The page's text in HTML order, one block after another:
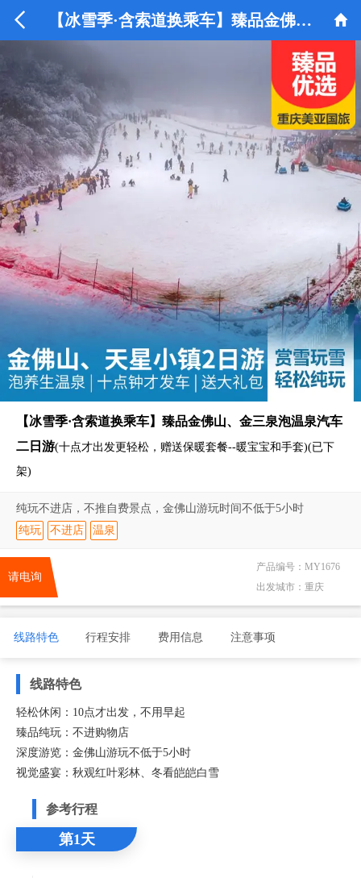
 【冰雪季·含索道换乘车】臻品金佛山、金三泉泡温泉汽车二日游 
【冰雪季·含索道换乘车】臻品金佛山、金三泉泡温泉汽车
二日游(十点才出发更轻松，赠送保暖套餐--暖宝宝和手套)(已下
架)
纯玩不进店，不推自费景点，金佛山游玩时间不低于5小时
纯玩
不进店 温泉
产品编号： MY1676
出发城市： 重庆
请电询
线路特色 行程安排 费用信息 注意事项
线路特色
轻松休闲：10点才出发，不用早起
臻品纯玩：不进购物店
深度游览：金佛山游玩不低于5小时
视觉盛宴：秋观红叶彩林、冬看皑皑白雪
参考行程
第1天